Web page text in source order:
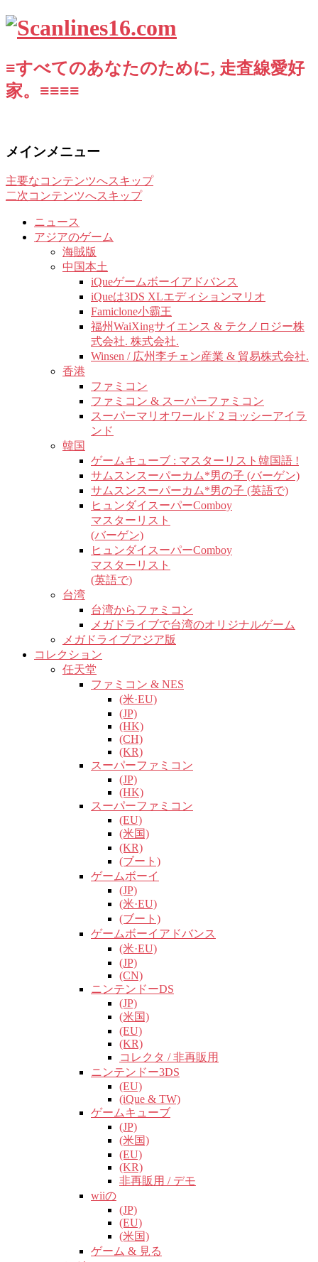
≡すべてのあなたのために, 走査線愛好
家。≡≡≡≡
メインメニュー
主要なコンテンツへスキップ
二次コンテンツへスキップ
ニュース
アジアのゲーム
海賊版
中国本土
iQueゲームボーイアドバンス
iQueは3DS XLエディションマリオ
Famiclone小霸王
福州WaiXingサイエンス & テクノロジー株
式会社. 株式会社.
Winsen / 広州李チェン産業 & 貿易株式会社.
香港
ファミコン
ファミコン & スーパーファミコン
スーパーマリオワールド 2 ヨッシーアイラ
ンド
韓国
ゲームキューブ : マスターリスト韓国語 !
サムスンスーパーカム*男の子 (バーゲン)
サムスンスーパーカム*男の子 (英語で)
ヒュンダイスーパーComboy
マスターリスト
(バーゲン)
ヒュンダイスーパーComboy
マスターリスト
(英語で)
台湾
台湾からファミコン
メガドライブで台湾のオリジナルゲーム
メガドライブアジア版
コレクション
任天堂
ファミコン & NES
(米·EU)
(JP)
(HK)
(CH)
(KR)
スーパーファミコン
(JP)
(HK)
スーパーファミコン
(EU)
(米国)
(KR)
(ブート)
ゲームボーイ
(JP)
(米·EU)
(ブート)
ゲームボーイアドバンス
(米·EU)
(JP)
(CN)
ニンテンドーDS
(JP)
(米国)
(EU)
(KR)
コレクタ / 非再販用
ニンテンドー3DS
(EU)
(iQue & TW)
ゲームキューブ
(JP)
(米国)
(EU)
(KR)
非再販用 / デモ
wiiの
(JP)
(EU)
(米国)
ゲーム & 見る